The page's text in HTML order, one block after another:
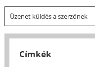
Üzenet küldés a szerzőnek
Címkék